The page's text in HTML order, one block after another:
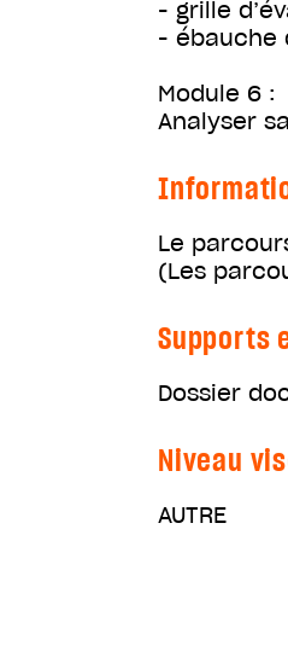
- grille
- ébauche
Module 6 :
Analyser
Le
(Les
Supports
Dossier
Niveau
AUTRE